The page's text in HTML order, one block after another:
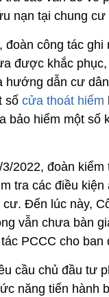
nạn tại chung cư
đoàn công tác ghi
được khắc
hướng dẫn cư
số cửa thoát hiểm
bảo hiểm một số
2022, đoàn kiểm
tra các điều kiện
cư. Đến lúc này,
vẫn chưa bàn
PCCC cho ban
cầu chủ đầu tư
năng tiến hành